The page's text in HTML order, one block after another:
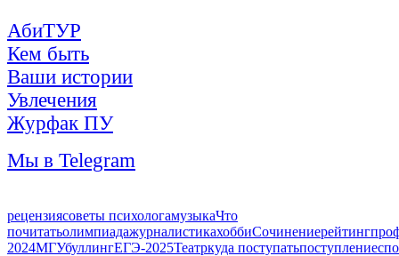
АбиТУР
Кем быть
Ваши истории
Увлечения
Журфак ПУ
Мы в Telegram
рецензиясоветы психологамузыкаЧто
почитатьолимпиадажурналистикахоббиСочинениерейтинг
2024МГУбуллингЕГЭ-2025Театркуда поступатьпоступление